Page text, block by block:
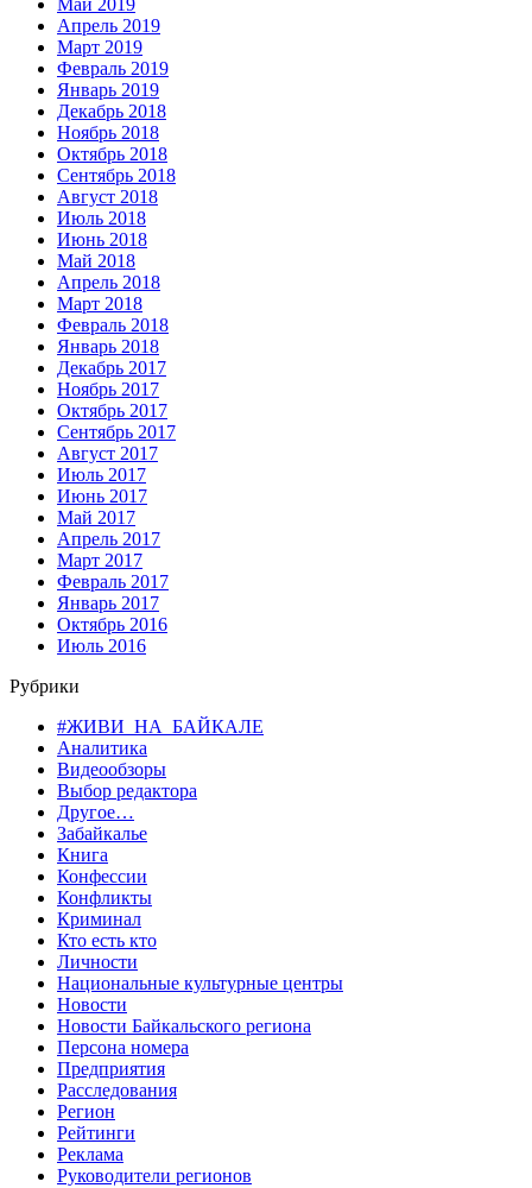
Май 2019
Апрель 2019
Март 2019
Февраль 2019
Январь 2019
Декабрь 2018
Ноябрь 2018
Октябрь 2018
Сентябрь 2018
Август 2018
Июль 2018
Июнь 2018
Май 2018
Апрель 2018
Март 2018
Февраль 2018
Январь 2018
Декабрь 2017
Ноябрь 2017
Октябрь 2017
Сентябрь 2017
Август 2017
Июль 2017
Июнь 2017
Май 2017
Апрель 2017
Март 2017
Февраль 2017
Январь 2017
Октябрь 2016
Июль 2016
Рубрики
#ЖИВИ_НА_БАЙКАЛЕ
Аналитика
Видеообзоры
Выбор редактора
Другое…
Забайкалье
Книга
Конфессии
Конфликты
Криминал
Кто есть кто
Личности
Национальные культурные центры
Новости
Новости Байкальского региона
Персона номера
Предприятия
Расследования
Регион
Рейтинги
Реклама
Руководители регионов